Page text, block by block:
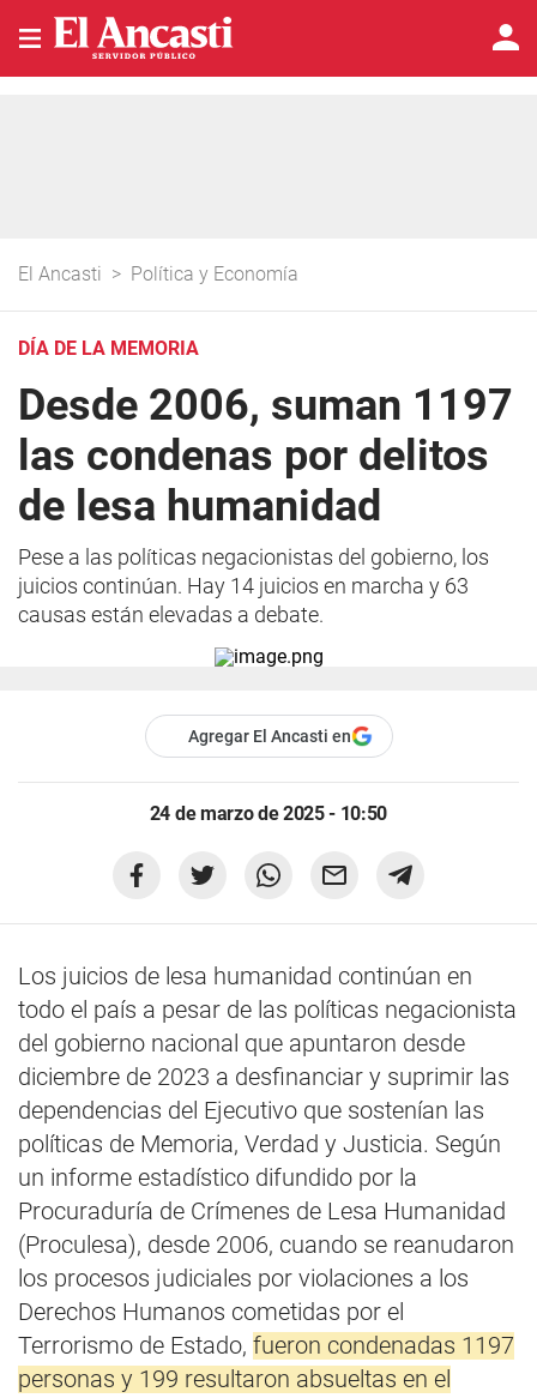
El Ancasti > Política y Economía
DÍA DE LA MEMORIA
Desde 2006, suman 1197
las condenas por delitos
de lesa humanidad
Pese a las políticas negacionistas del gobierno, los
juicios continúan. Hay 14 juicios en marcha y 63
causas están elevadas a debate.
Agregar El Ancasti en
24 de marzo de 2025 - 10:50
Los juicios de lesa humanidad continúan en
todo el país a pesar de las políticas negacionista
del gobierno nacional que apuntaron desde
diciembre de 2023 a desfinanciar y suprimir las
dependencias del Ejecutivo que sostenían las
políticas de Memoria, Verdad y Justicia. Según
un informe estadístico difundido por la
Procuraduría de Crímenes de Lesa Humanidad
(Proculesa), desde 2006, cuando se reanudaron
los procesos judiciales por violaciones a los
Derechos Humanos cometidas por el
Terrorismo de Estado, fueron condenadas 1197
personas y 199 resultaron absueltas en el